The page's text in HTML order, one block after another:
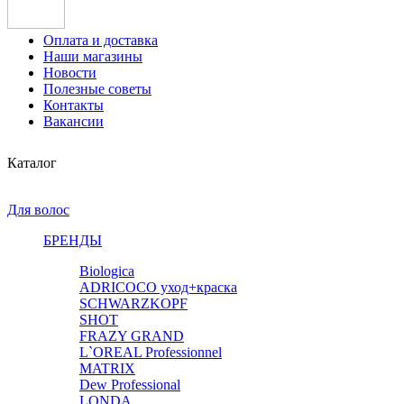
Оплата и доставка
Наши магазины
Новости
Полезные советы
Контакты
Вакансии
Каталог
Для волос
БРЕНДЫ
Biologica
ADRICOCO уход+краска
SCHWARZKOPF
SHOT
FRAZY GRAND
L`OREAL Professionnel
MATRIX
Dew Professional
LONDA